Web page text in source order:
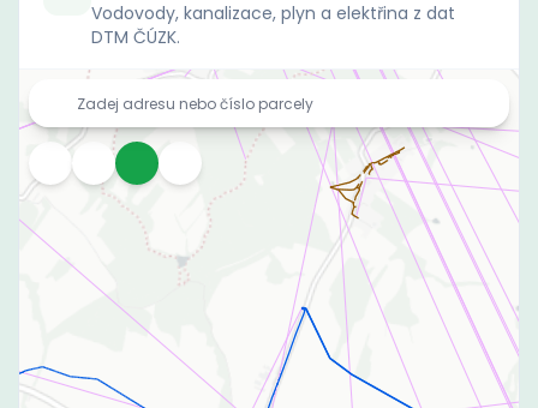
Vodovody, kanalizace, plyn a elektřina z dat
DTM ČÚZK.